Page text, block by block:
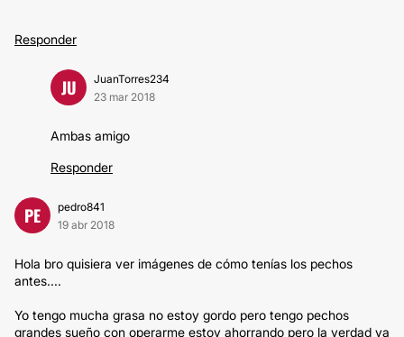
Responder
JU
JuanTorres234
23 mar 2018
Ambas amigo
Responder
PE
pedro841
19 abr 2018
Hola bro quisiera ver imágenes de cómo tenías los pechos
antes....
Yo tengo mucha grasa no estoy gordo pero tengo pechos
grandes sueño con operarme estoy ahorrando pero la verdad ya